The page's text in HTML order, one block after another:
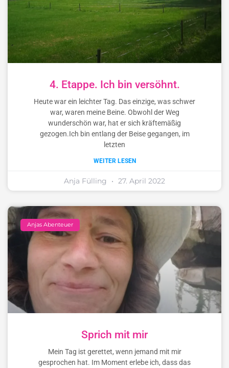
4. Etappe. Ich bin versöhnt.
Heute war ein leichter Tag. Das einzige, was schwer
war, waren meine Beine. Obwohl der Weg
wunderschön war, hat er sich kräftemäßig
gezogen.Ich bin entlang der Beise gegangen, im
letzten
WEITER LESEN
Anja Fülling 27. April 2022
Anjas Abenteuer
Sprich mit mir
Mein Tag ist gerettet, wenn jemand mit mir
gesprochen hat. Im Moment erlebe ich, dass das